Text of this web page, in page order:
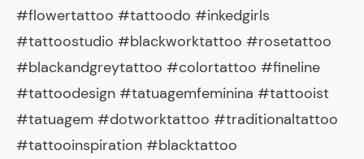
#flowertattoo #tattoodo #inkedgirls
#tattoostudio #blackworktattoo #rosetattoo
#blackandgreytattoo #colortattoo #fineline
#tattoodesign #tatuagemfeminina #tattooist
#tatuagem #dotworktattoo #traditionaltattoo
#tattooinspiration #blacktattoo